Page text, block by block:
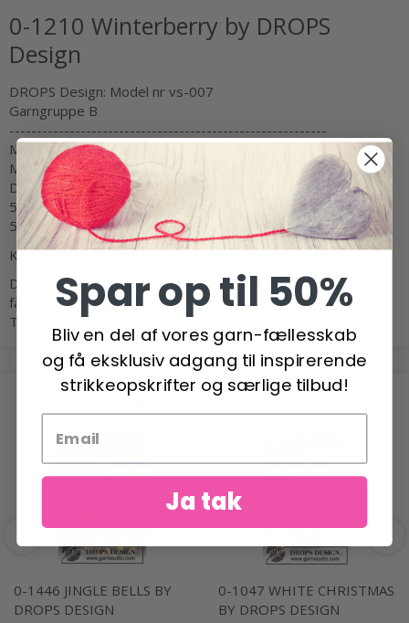
0-1210 Winterberry by DROPS
Design
DROPS Design: Model nr vs-007
Garngruppe B
----------------------------------------------------------
Mål: Diameter: ca 8,5 cm.
Materialer:
DROPS BELLE fra Garnstudio
50 g f.nr 10, mosgrøn
50 g f.nr 12, kirsebær
Kransen vejer ca 5 g uden gardinringen.
DROPS HÆKLENÅL nr 2,5 – eller den nål du skal bruge for at
få 24 fm på 10 cm i bredden.
TILBEHØR: Gardinring på 4 cm i diameter.
POPULÆRE ALTERNATIVER
0-1446 JINGLE BELLS BY
DROPS DESIGN
0-1047 WHITE CHRISTMAS
BY DROPS DESIGN
Spar op til 50%
Bliv en del af vores garn-fællesskab
og få eksklusiv adgang til inspirerende
strikkeopskrifter og særlige tilbud!
Ja tak